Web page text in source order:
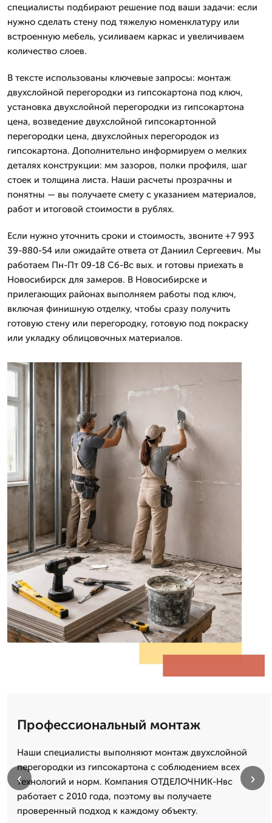
специалисты подбирают решение под ваши задачи: если
нужно сделать стену под тяжелую номенклатуру или
встроенную мебель, усиливаем каркас и увеличиваем
количество слоев.
В тексте использованы ключевые запросы: монтаж
двухслойной перегородки из гипсокартона под ключ,
установка двухслойной перегородки из гипсокартона
цена, возведение двухслойной гипсокартонной
перегородки цена, двухслойных перегородок из
гипсокартона. Дополнительно информируем о мелких
деталях конструкции: мм зазоров, полки профиля, шаг
стоек и толщина листа. Наши расчеты прозрачны и
понятны — вы получаете смету с указанием материалов,
работ и итоговой стоимости в рублях.
Если нужно уточнить сроки и стоимость, звоните +7 993
39-880-54 или ожидайте ответа от Даниил Сергеевич. Мы
работаем Пн-Пт 09-18 Сб-Вс вых. и готовы приехать в
Новосибирск для замеров. В Новосибирске и
прилегающих районах выполняем работы под ключ,
включая финишную отделку, чтобы сразу получить
готовую стену или перегородку, готовую под покраску
или укладку облицовочных материалов.
Профессиональный монтаж
Наши специалисты выполняют монтаж двухслойной
перегородки из гипсокартона с соблюдением всех
технологий и норм. Компания ОТДЕЛОЧНИК-Нвс
работает с 2010 года, поэтому вы получаете
проверенный подход к каждому объекту.
‹ ›